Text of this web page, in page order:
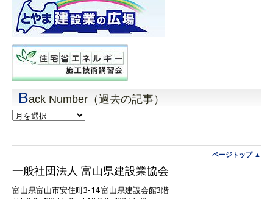
Back Number（過去の記事）
Back
Number（過
事）
ページトップ ▲
一般社団法人 富山県建設業協会
富山県富山市安住町3-14 富山県建設会館3階